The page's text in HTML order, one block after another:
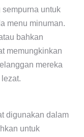
untuk
menu minuman.
bahkan
memungkinkan
mereka
digunakan dalam
untuk